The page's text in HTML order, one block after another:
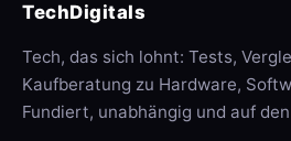
TechDigitals
Tech, das sich lohnt: Tests,
Kaufberatung zu Hardware,
Fundiert, unabhängig und auf